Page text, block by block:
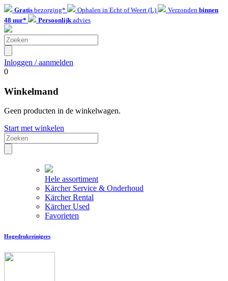
Gratis bezorging* Ophalen in Echt of Weert (L) Verzonden binnen
48 uur*
Persoonlijkadvies
Inloggen / aanmelden
0
Winkelmand
Geen producten in de winkelwagen.
Start met winkelen
Hele assortiment
Kärcher Service & Onderhoud
Kärcher Rental
Kärcher Used
Favorieten
Hogedrukreinigers